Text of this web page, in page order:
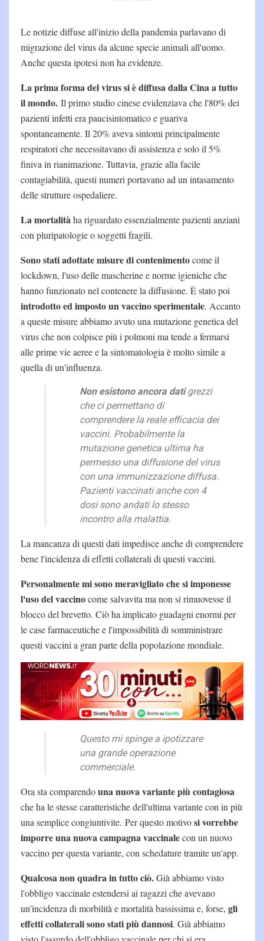
Le notizie diffuse all'inizio della pandemia parlavano di
migrazione del virus da alcune specie animali all'uomo.
Anche questa ipotesi non ha evidenze.
La prima forma del virus si è diffusa dalla Cina a tutto
il mondo. Il primo studio cinese evidenziava che l'80% dei
pazienti infetti era paucisintomatico e guariva
spontaneamente. Il 20% aveva sintomi principalmente
respiratori che necessitavano di assistenza e solo il 5%
finiva in rianimazione. Tuttavia, grazie alla facile
contagiabilità, questi numeri portavano ad un intasamento
delle strutture ospedaliere.
La mortalitàha riguardato essenzialmente pazienti anziani
con pluripatologie o soggetti fragili.
Sono stati adottate misure di contenimentocome il
lockdown, l'uso delle mascherine e norme igieniche che
hanno funzionato nel contenere la diffusione. È stato poi
introdotto ed imposto un vaccino sperimentale. Accanto
a queste misure abbiamo avuto una mutazione genetica del
virus che non colpisce più i polmoni ma tende a fermarsi
alle prime vie aeree e la sintomatologia è molto simile a
quella di un'influenza.
Non esistono ancora datigrezzi
che ci permettano di
comprendere la reale efficacia dei
vaccini. Probabilmente la
mutazione genetica ultima ha
permesso una diffusione del virus
con una immunizzazione diffusa.
Pazienti vaccinati anche con 4
dosi sono andati lo stesso
incontro alla malattia.
La mancanza di questi dati impedisce anche di comprendere
bene l'incidenza di effetti collaterali di questi vaccini.
Personalmente mi sono meravigliato che si imponesse
l'uso del vaccinocome salvavita ma non si rimuovesse il
blocco del brevetto. Ciò ha implicato guadagni enormi per
le case farmaceutiche e l'impossibilità di somministrare
questi vaccini a gran parte della popolazione mondiale.
Questo mi spinge a ipotizzare
una grande operazione
commerciale.
Ora sta comparendouna nuova variante più contagiosa
che ha le stesse caratteristiche dell'ultima variante con in più
una semplice congiuntivite. Per questo motivosi vorrebbe
imporre una nuova campagna vaccinalecon un nuovo
vaccino per questa variante, con schedature tramite un'app.
Qualcosa non quadra in tutto ciò.Già abbiamo visto
l'obbligo vaccinale estendersi ai ragazzi che avevano
un'incidenza di morbilità e mortalità bassissima e, forse, gli
effetti collaterali sono stati più dannosi. Già abbiamo